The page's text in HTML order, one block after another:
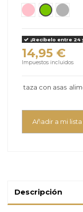
Rosa claro
Verde Gris
¡Recíbelo entre 24
14,95 €
Impuestos incluidos
taza con asas
Añadir a mi
Descripción